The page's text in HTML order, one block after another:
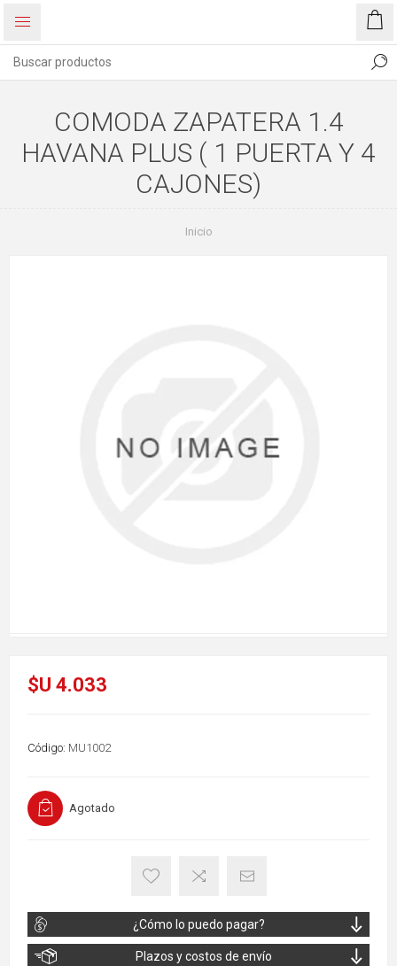
COMODA ZAPATERA 1.4
HAVANA PLUS ( 1 PUERTA Y 4
CAJONES)
Inicio
$U 4.033
Código: MU1002
Agotado
¿Cómo lo puedo pagar?
Plazos y costos de envío